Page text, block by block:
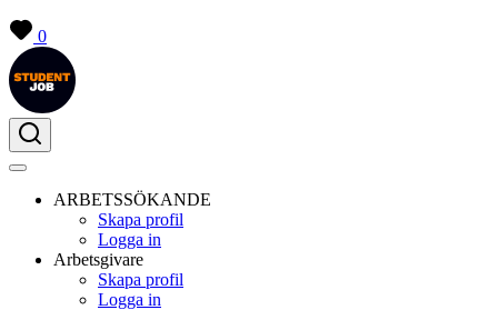
0
ARBETSSÖKANDE
Skapa profil
Logga in
Arbetsgivare
Skapa profil
Logga in